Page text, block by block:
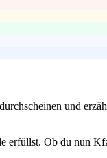
und
Ob du nun